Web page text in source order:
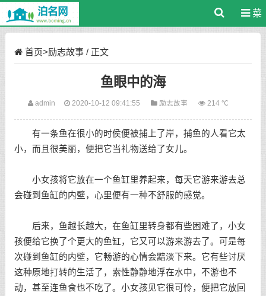
菜
首页>励志故事/ 正文
鱼眼中的海
admin 2020-10-12 09:41:55 励志故事 214 ℃
有一条鱼在很小的时侯便被捕上了岸，捕鱼的人看它太
小，而且很美丽，便把它当礼物送给了女儿。
小女孩将它放在一个鱼缸里养起来，每天它游来游去总
会碰到鱼缸的内壁，心里便有一种不舒服的感觉。
后来，鱼越长越大，在鱼缸里转身都有些困难了，小女
孩便给它换了个更大的鱼缸，它又可以游来游去了。可是每
次碰到鱼缸的内壁，它畅游的心情会黯淡下来。它有些讨厌
这种原地打转的生活了，索性静静地浮在水中，不游也不
动，甚至连鱼食也不吃了。小女孩见它很可怜，便把它放回